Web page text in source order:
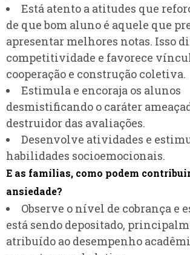
Está atento a atitudes que
de que bom aluno é aquele que
apresentar melhores notas. Isso
competitividade e favorece
cooperação e construção coletiva.
Estimula e encoraja os alunos
desmistificando o caráter
destruidor das avaliações.
Desenvolve atividades e
habilidades socioemocionais.
E as famílias, como podem
ansiedade?
Observe o nível de cobrança e
está sendo depositado,
atribuído ao desempenho